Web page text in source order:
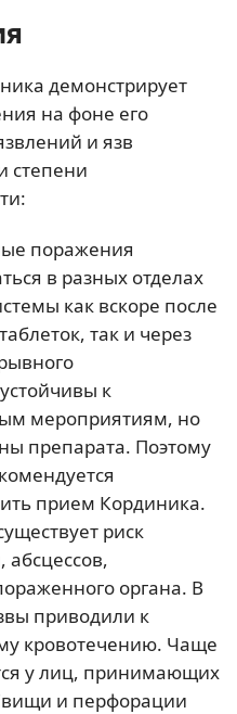
демонстрирует
на фоне его
и язв
степени
поражения
в разных отделах
как вскоре после
так и через
к
мероприятиям, но
препарата. Поэтому
прием Кординика.
риск
органа. В
приводили к
кровотечению. Чаще
у лиц, принимающих
и перфорации